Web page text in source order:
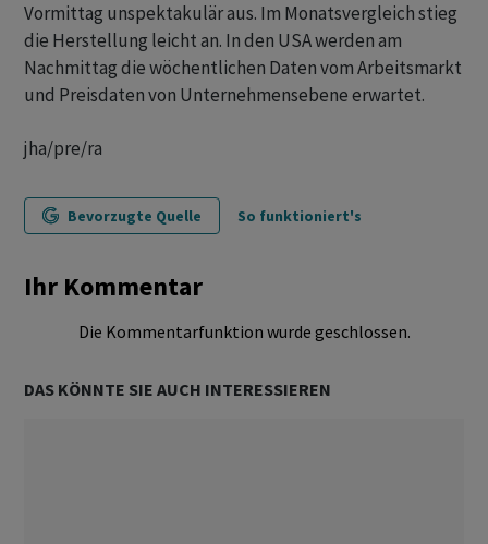
Vormittag unspektakulär aus. Im Monatsvergleich stieg
die Herstellung leicht an. In den USA werden am
Nachmittag die wöchentlichen Daten vom Arbeitsmarkt
und Preisdaten von Unternehmensebene erwartet.
jha/pre/ra
Bevorzugte Quelle So funktioniert's
Ihr Kommentar
Die Kommentarfunktion wurde geschlossen.
DAS KÖNNTE SIE AUCH INTERESSIEREN